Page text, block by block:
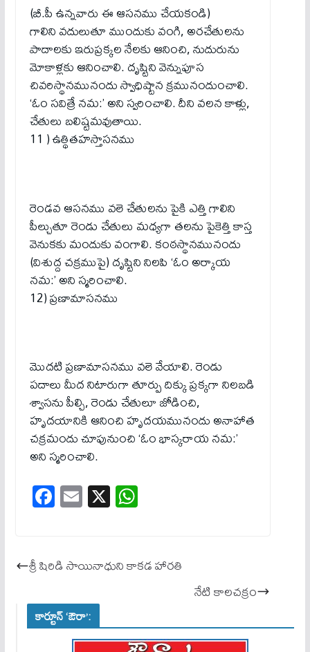
(బీ.పీ ఉన్నవారు ఈ ఆసనము చేయకండి)
గాలిని వదులుతూ ముందుకు వంగి, అరచేతులను
పాదాలకు ఇరుప్రక్కల నేలకు ఆనించి, నుదురును
మోకాళ్లకు ఆనించాలి. దృష్టిని వెన్నుపూస
చివరిస్థానమునందు స్వాధిష్టాన క్రమునందుంచాలి.
‘ఓం సవిత్రే నమ:’ అని స్వరించాలి. దీని వలన కాళ్లు,
చేతులు బలిష్టమవుతాయి.
11 ) ఉత్థితహస్తాసనము
రెండవ ఆసనము వలె చేతులను పైకి ఎత్తి గాలిని
పీల్చుతూ రెండు చేతులు మధ్యగా తలను పైకెత్తి కాస్త
వెనుకకు మందుకు వంగాలి. కంఠస్థానమునందు
(విశుద్ద చక్రముపై) దృష్టిని నిలపి ‘ఓం అర్కాయ
నమ:’ అని స్మరించాలి.
12) ప్రణామాసనము
మొదటి ప్రణామాసనము వలె వేయాలి. రెండు
పదాలు మీద నిటారుగా తూర్పు దిక్కు ప్రక్కగా నిలబడి
శ్వాసను పీల్చి, రెండు చేతులూ జోడించి,
హృదయానికి ఆనించి హృదయమునందు అనాహాత
చక్రమందు చూపునుంచి ‘ఓం భాస్కరాయ నమ:’
అని స్మరించాలి.
Fa
ce
ok
E
m
X W
ha
A
శ్రీ షిరిడి సాయినాధుని కాకడ హారతి
నేటి కాలచక్రం
కార్టూన్ ‘ఔరా’: